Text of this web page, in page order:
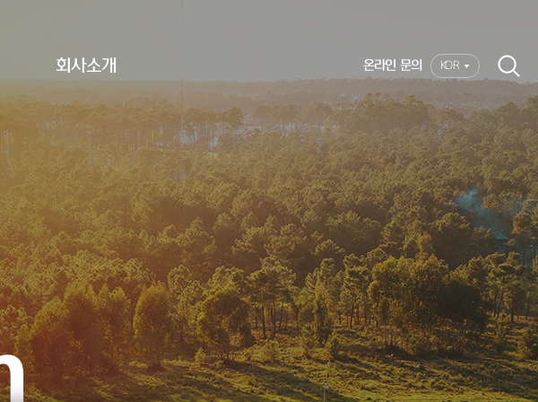
회사소개 온라인 문의 KOR